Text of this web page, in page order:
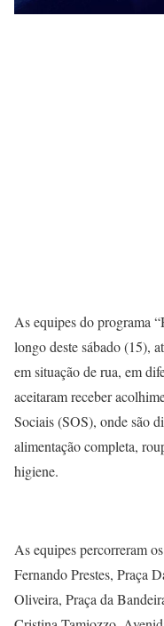
As equipes do programa
longo deste sábado (15),
em situação de rua, em
aceitaram receber
Sociais (SOS), onde são
alimentação completa,
higiene.
As equipes percorreram
Fernando Prestes, Praça
Oliveira, Praça da